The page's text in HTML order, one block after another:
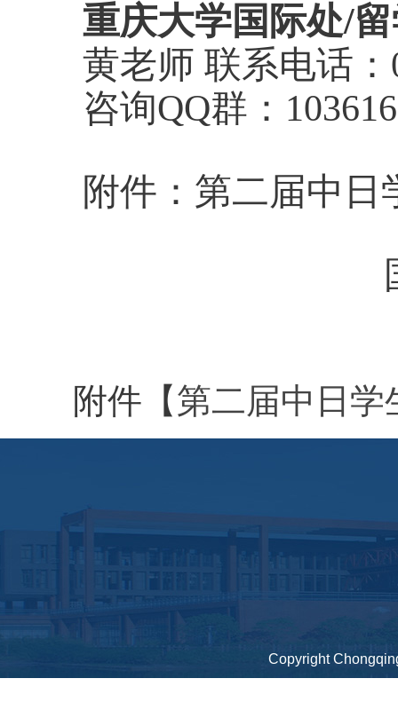
重庆大学国际处/
黄老师 联系电话：
咨询QQ群：
附件：第二届中日
附件【第二届中日学
Copyright